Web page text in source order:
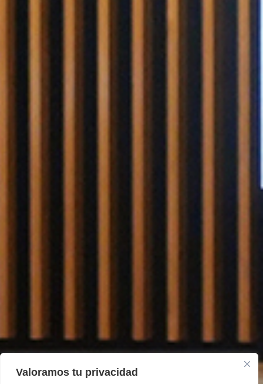
Valoramos tu privacidad